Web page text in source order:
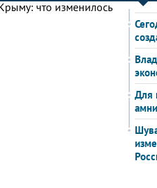
Для